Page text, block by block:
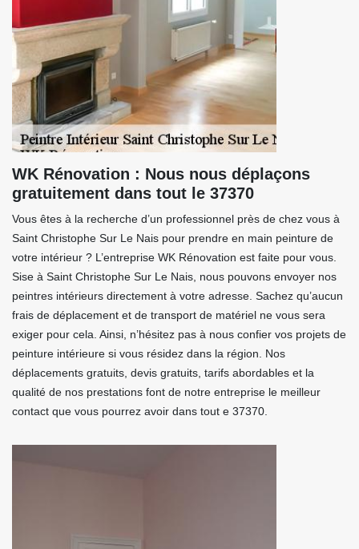
WK Rénovation : Nous nous déplaçons
gratuitement dans tout le 37370
Vous êtes à la recherche d’un professionnel près de chez vous à
Saint Christophe Sur Le Nais pour prendre en main peinture de
votre intérieur ? L’entreprise WK Rénovation est faite pour vous.
Sise à Saint Christophe Sur Le Nais, nous pouvons envoyer nos
peintres intérieurs directement à votre adresse. Sachez qu’aucun
frais de déplacement et de transport de matériel ne vous sera
exiger pour cela. Ainsi, n’hésitez pas à nous confier vos projets de
peinture intérieure si vous résidez dans la région. Nos
déplacements gratuits, devis gratuits, tarifs abordables et la
qualité de nos prestations font de notre entreprise le meilleur
contact que vous pourrez avoir dans tout e 37370.